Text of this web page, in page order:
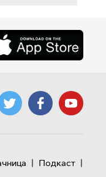
| Подкаст |